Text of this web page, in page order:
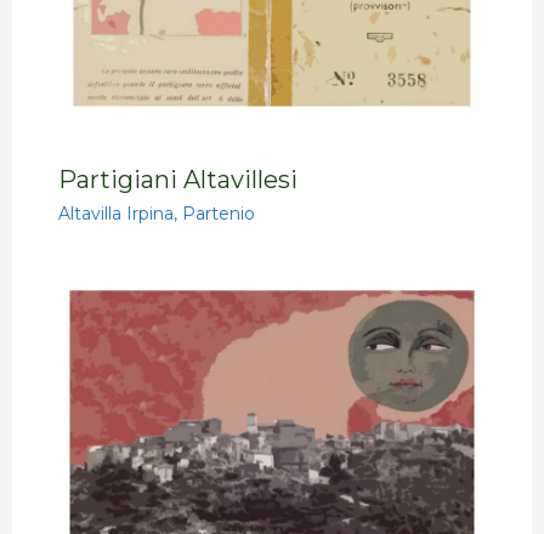
Partigiani Altavillesi
Altavilla Irpina, Partenio